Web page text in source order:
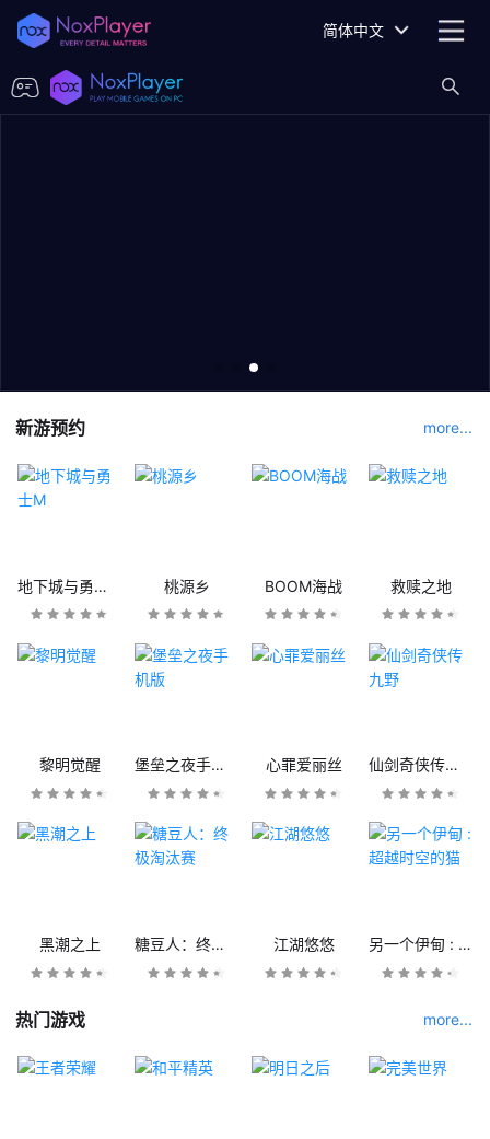
简体中文
新游预约 more...
地下城与勇士M 桃源乡 BOOM海战 救赎之地
黎明觉醒 堡垒之夜手机版 心罪爱丽丝 仙剑奇侠传九野
黑潮之上 糖豆人：终极淘汰赛 江湖悠悠 另一个伊甸 : 超越时空的猫
热门游戏 more...